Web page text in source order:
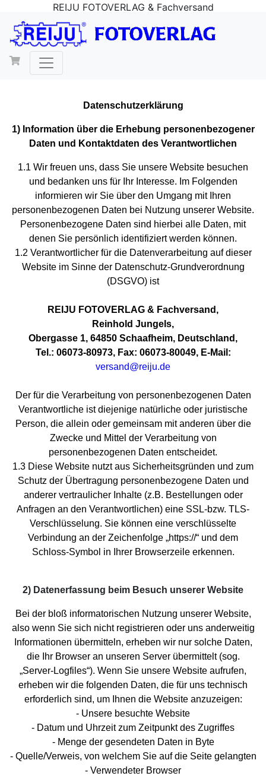
REIJU FOTOVERLAG & Fachversand
Datenschutzerklärung
1) Information über die Erhebung personenbezogener
Daten und Kontaktdaten des Verantwortlichen
1.1 Wir freuen uns, dass Sie unsere Website besuchen
und bedanken uns für Ihr Interesse. Im Folgenden
informieren wir Sie über den Umgang mit Ihren
personenbezogenen Daten bei Nutzung unserer Website.
Personenbezogene Daten sind hierbei alle Daten, mit
denen Sie persönlich identifiziert werden können.
1.2 Verantwortlicher für die Datenverarbeitung auf dieser
Website im Sinne der Datenschutz-Grundverordnung
(DSGVO) ist
REIJU FOTOVERLAG & Fachversand,
Reinhold Jungels,
Obergasse 1, 64850 Schaafheim, Deutschland,
Tel.: 06073-80973, Fax: 06073-80049, E-Mail:
versand@reiju.de
Der für die Verarbeitung von personenbezogenen Daten
Verantwortliche ist diejenige natürliche oder juristische
Person, die allein oder gemeinsam mit anderen über die
Zwecke und Mittel der Verarbeitung von
personenbezogenen Daten entscheidet.
1.3 Diese Website nutzt aus Sicherheitsgründen und zum
Schutz der Übertragung personenbezogene Daten und
anderer vertraulicher Inhalte (z.B. Bestellungen oder
Anfragen an den Verantwortlichen) eine SSL-bzw. TLS-
Verschlüsselung. Sie können eine verschlüsselte
Verbindung an der Zeichenfolge „https://“ und dem
Schloss-Symbol in Ihrer Browserzeile erkennen.
2) Datenerfassung beim Besuch unserer Website
Bei der bloß informatorischen Nutzung unserer Website,
also wenn Sie sich nicht registrieren oder uns anderweitig
Informationen übermitteln, erheben wir nur solche Daten,
die Ihr Browser an unseren Server übermittelt (sog.
„Server-Logfiles“). Wenn Sie unsere Website aufrufen,
erheben wir die folgenden Daten, die für uns technisch
erforderlich sind, um Ihnen die Website anzuzeigen:
- Unsere besuchte Website
- Datum und Uhrzeit zum Zeitpunkt des Zugriffes
- Menge der gesendeten Daten in Byte
- Quelle/Verweis, von welchem Sie auf die Seite gelangten
- Verwendeter Browser